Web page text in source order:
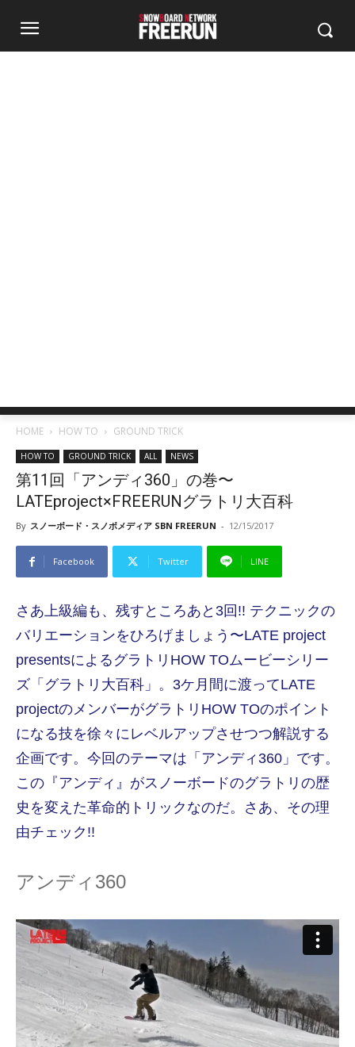
HOME HOW TO GROUND TRICK
HOW TO GROUND TRICK ALL NEWS
第11回「アンディ360」の巻〜
LATEproject×FREERUNグラトリ大百科
By スノーボード・スノボメディア SBN FREERUN - 12/15/2017
Facebook Twitter LINE
さあ上級編も、残すところあと3回!! テクニックの
バリエーションをひろげましょう〜LATE project
presentsによるグラトリHOW TOムービーシリー
ズ「グラトリ大百科」。3ケ月間に渡ってLATE
projectのメンバーがグラトリHOW TOのポイント
になる技を徐々にレベルアップさせつつ解説する
企画です。今回のテーマは「アンディ360」です。
この『アンディ』がスノーボードのグラトリの歴
史を変えた革命的トリックなのだ。さあ、その理
由チェック!!
アンディ360